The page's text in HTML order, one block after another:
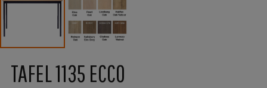
TAFEL 1135 ECCO